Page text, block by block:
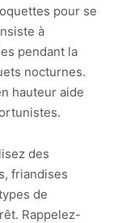
pour se
à
pendant la
nocturnes.
hauteur aide
des
friandises
de
Rappelez-